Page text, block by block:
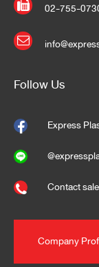
02-755-
Follow Us
Express
Contact
Company